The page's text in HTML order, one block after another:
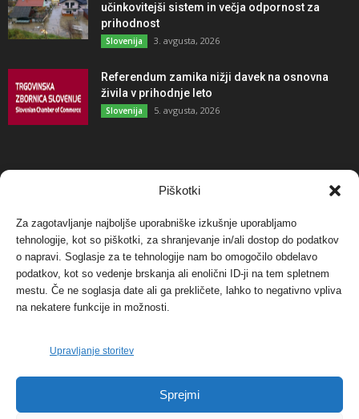
Piškotki
Za zagotavljanje najboljše uporabniške izkušnje uporabljamo
tehnologije, kot so piškotki, za shranjevanje in/ali dostop do podatkov
o napravi. Soglasje za te tehnologije nam bo omogočilo obdelavo
podatkov, kot so vedenje brskanja ali enolični ID-ji na tem spletnem
mestu. Če ne soglasja date ali ga prekličete, lahko to negativno vpliva
na nekatere funkcije in možnosti.
Upravljanje storitev
Sprejmi
učinkovitejši sistem in večja odpornost za
prihodnost
Slovenija 3. avgusta, 2026
Referendum zamika nižji davek na osnovna
živila v prihodnje leto
Slovenija 5. avgusta, 2026
NAJBOLJ KOMENTIRANO
Protest proti vetrnim elektrarnam na Ojstrici, v
svetu pa vedno bolj...
Dogodki 12. maja, 2017
Tožilstvo v Celovcu v korist elektrarnam
Verbund
FOTO: Razstava cvetličarskega mojstra Andreja
Dogodki 27. novembra, 2017